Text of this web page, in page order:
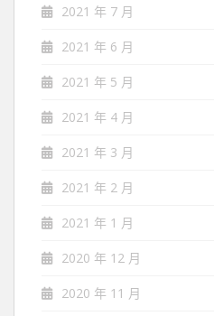
2021 年 7 月
2021 年 6 月
2021 年 5 月
2021 年 4 月
2021 年 3 月
2021 年 2 月
2021 年 1 月
2020 年 12 月
2020 年 11 月